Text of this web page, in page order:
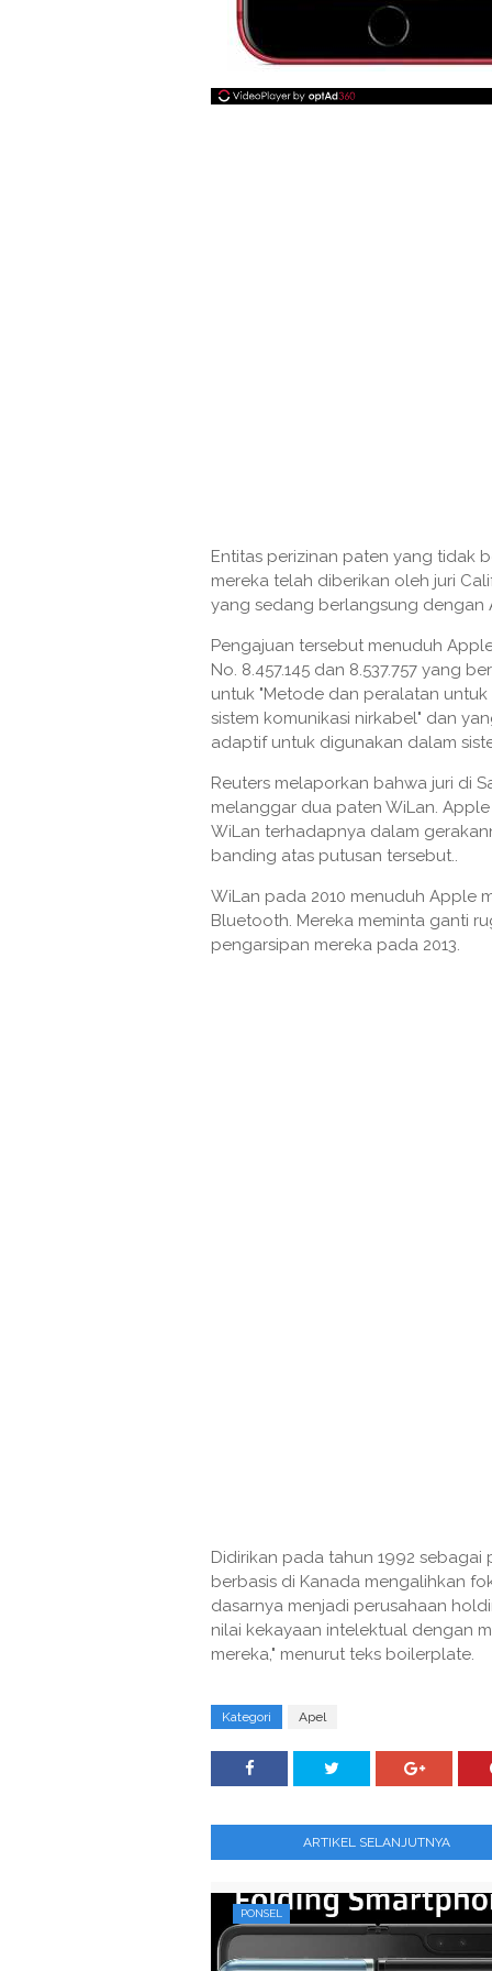
Entitas perizinan paten yang tidak
mereka telah diberikan oleh juri
yang sedang berlangsung dengan
Pengajuan tersebut menuduh
No. 8.457.145 dan 8.537.757 yang
untuk "Metode dan peralatan
sistem komunikasi nirkabel" dan
adaptif untuk digunakan dalam
Reuters melaporkan bahwa juri di
melanggar dua paten WiLan.
WiLan terhadapnya dalam
banding atas putusan tersebut..
WiLan pada 2010 menuduh Apple
Bluetooth. Mereka meminta ganti
pengarsipan mereka pada 2013.
Didirikan pada tahun 1992
berbasis di Kanada mengalihkan
dasarnya menjadi perusahaan
nilai kekayaan intelektual dengan
mereka," menurut teks boilerplate.
Kategori Apel
ARTIKEL SELANJUTNYA
PONSEL